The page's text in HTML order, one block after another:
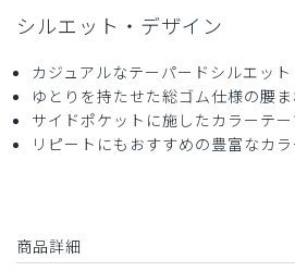
ご購入者様
年齢:40代 身長: 156-160cm 体重:
やや大きめですが、動きやすく通気
716レディース:スクラブパ
シルエット・デザイン
カジュアルなテーパードシルエット
ゆとりを持たせた総ゴム仕様の腰ま
サイドポケットに施したカラーテー
リピートにもおすすめの豊富なカ
商品詳細